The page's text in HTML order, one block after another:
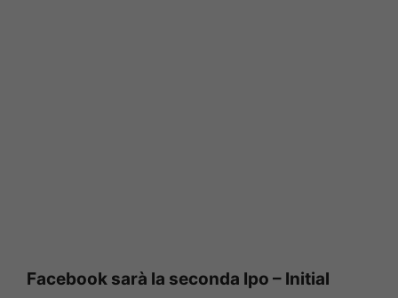
Facebook sarà la seconda Ipo – Initial